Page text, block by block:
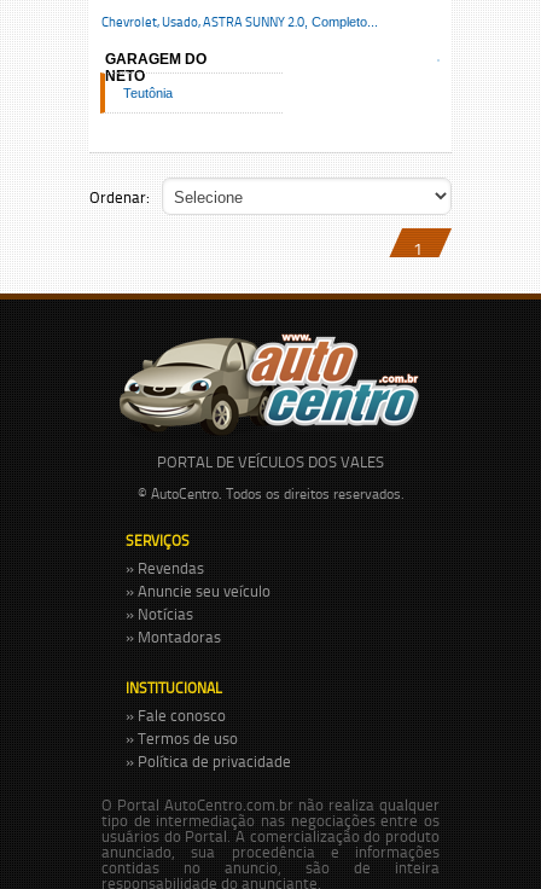
Chevrolet, Usado,ASTRA SUNNY 2.0 , Completo...
GARAGEM DO
NETO
Teutônia
Ordenar:
1
PORTAL DE VEÍCULOS DOS VALES
© AutoCentro. Todos os direitos reservados.
SERVIÇOS
» Revendas
» Anuncie seu veículo
» Notícias
» Montadoras
INSTITUCIONAL
» Fale conosco
» Termos de uso
» Política de privacidade
O Portal AutoCentro.com.br não realiza qualquer
tipo de intermediação nas negociações entre os
usuários do Portal. A comercialização do produto
anunciado, sua procedência e informações
contidas no anuncio, são de inteira
responsabilidade do anunciante.